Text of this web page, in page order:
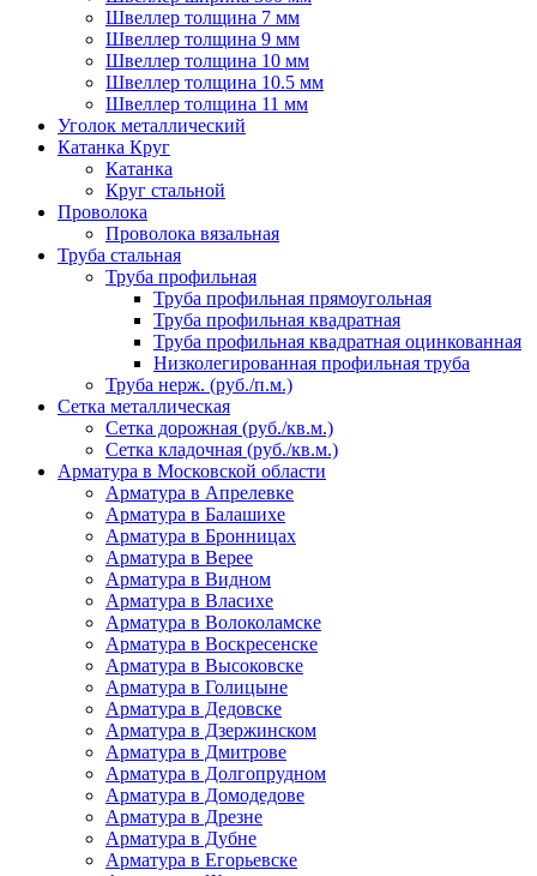
Швеллер толщина 7 мм
Швеллер толщина 9 мм
Швеллер толщина 10 мм
Швеллер толщина 10.5 мм
Швеллер толщина 11 мм
Уголок металлический
Катанка Круг
Катанка
Круг стальной
Проволока
Проволока вязальная
Труба стальная
Труба профильная
Труба профильная прямоугольная
Труба профильная квадратная
Труба профильная квадратная оцинкованная
Низколегированная профильная труба
Труба нерж. (руб./п.м.)
Сетка металлическая
Сетка дорожная (руб./кв.м.)
Сетка кладочная (руб./кв.м.)
Арматура в Московской области
Арматура в Апрелевке
Арматура в Балашихе
Арматура в Бронницах
Арматура в Верее
Арматура в Видном
Арматура в Власихе
Арматура в Волоколамске
Арматура в Воскресенске
Арматура в Высоковске
Арматура в Голицыне
Арматура в Дедовске
Арматура в Дзержинском
Арматура в Дмитрове
Арматура в Долгопрудном
Арматура в Домодедове
Арматура в Дрезне
Арматура в Дубне
Арматура в Егорьевске